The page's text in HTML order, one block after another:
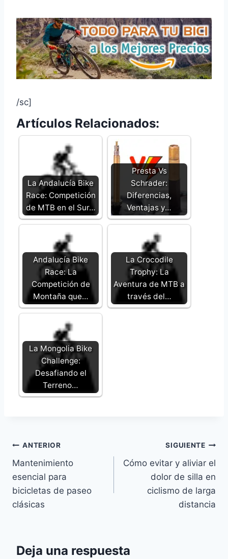
/sc]
Artículos Relacionados:
La Andalucía Bike
Race: Competición
de MTB en el Sur…
Presta Vs
Schrader:
Diferencias,
Ventajas y…
Andalucía Bike
Race: La
Competición de
Montaña que…
La Crocodile
Trophy: La
Aventura de MTB a
través del…
La Mongolia Bike
Challenge:
Desafiando el
Terreno…
Navegación
de
entradas
ANTERIOR
Mantenimiento
esencial para
bicicletas de paseo
clásicas
SIGUIENTE
Cómo evitar y aliviar el
dolor de silla en
ciclismo de larga
distancia
Deja una respuesta